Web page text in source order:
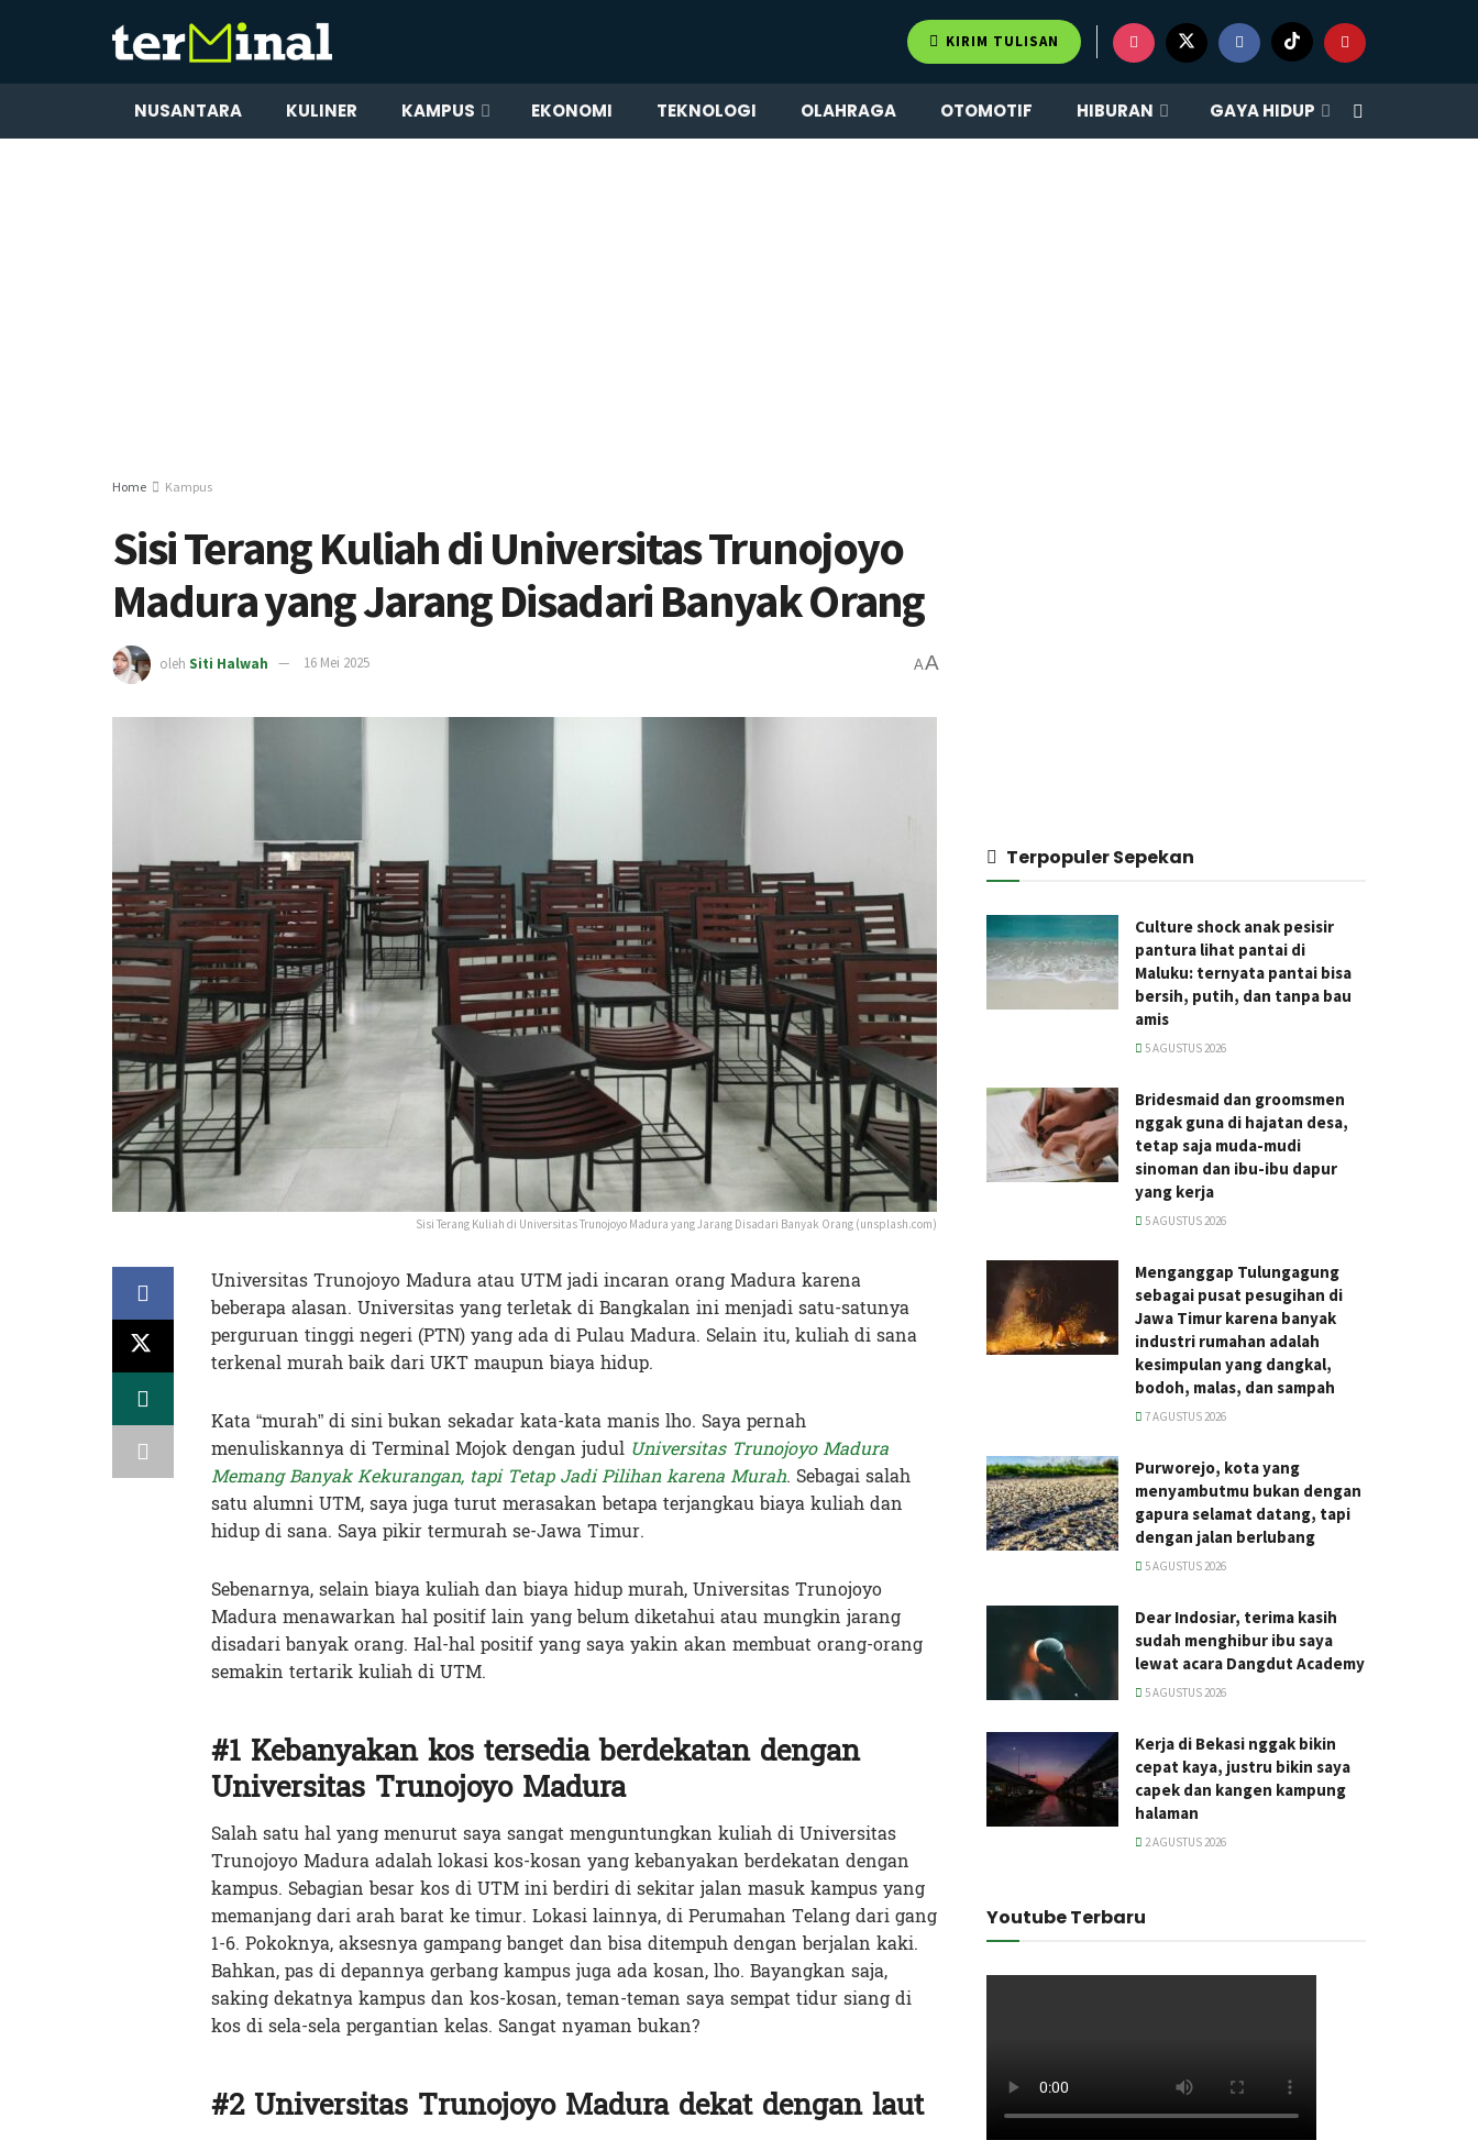
KIRIM TULISAN
NUSANTARA KULINER KAMPUS EKONOMI TEKNOLOGI OLAHRAGA OTOMOTIF HIBURAN GAYA HIDUP
Home Kampus
Sisi Terang Kuliah di Universitas Trunojoyo
Madura yang Jarang Disadari Banyak Orang
oleh Siti Halwah 16 Mei 2025 AA
Sisi Terang Kuliah di Universitas Trunojoyo Madura yang Jarang Disadari Banyak Orang (unsplash.com)
Universitas Trunojoyo Madura atau UTM jadi incaran orang Madura karena
beberapa alasan. Universitas yang terletak di Bangkalan ini menjadi satu-satunya
perguruan tinggi negeri (PTN) yang ada di Pulau Madura. Selain itu, kuliah di sana
terkenal murah baik dari UKT maupun biaya hidup.
Kata “murah” di sini bukan sekadar kata-kata manis lho. Saya pernah
menuliskannya di Terminal Mojok dengan judul Universitas Trunojoyo Madura
Memang Banyak Kekurangan, tapi Tetap Jadi Pilihan karena Murah. Sebagai salah
satu alumni UTM, saya juga turut merasakan betapa terjangkau biaya kuliah dan
hidup di sana. Saya pikir termurah se-Jawa Timur.
Sebenarnya, selain biaya kuliah dan biaya hidup murah,Universitas Trunojoyo
Madura menawarkan hal positif lain yang belum diketahui atau mungkin jarang
disadari banyak orang. Hal-hal positif yang saya yakin akan membuat orang-orang
semakin tertarik kuliah di UTM.
#1 Kebanyakan kos tersedia berdekatan dengan
Universitas Trunojoyo Madura
Salah satu hal yang menurut saya sangat menguntungkan kuliah di Universitas
Trunojoyo Madura adalah lokasi kos-kosan yang kebanyakan berdekatan dengan
kampus. Sebagian besar kos di UTM ini berdiri di sekitar jalan masuk kampus yang
memanjang dari arah barat ke timur. Lokasi lainnya, di Perumahan Telang dari gang
1-6. Pokoknya, aksesnya gampang banget dan bisa ditempuh dengan berjalan kaki.
Bahkan, pas di depannya gerbang kampus juga ada kosan, lho. Bayangkan saja,
saking dekatnya kampus dan kos-kosan, teman-teman saya sempat tidur siang di
kos di sela-sela pergantian kelas. Sangat nyaman bukan?
#2 Universitas Trunojoyo Madura dekat dengan laut
Terpopuler Sepekan
Culture shock anak pesisir
pantura lihat pantai di
Maluku: ternyata pantai bisa
bersih, putih, dan tanpa bau
amis
5 AGUSTUS 2026
Bridesmaid dan groomsmen
nggak guna di hajatan desa,
tetap saja muda-mudi
sinoman dan ibu-ibu dapur
yang kerja
5 AGUSTUS 2026
Menganggap Tulungagung
sebagai pusat pesugihan di
Jawa Timur karena banyak
industri rumahan adalah
kesimpulan yang dangkal,
bodoh, malas, dan sampah
7 AGUSTUS 2026
Purworejo, kota yang
menyambutmu bukan dengan
gapura selamat datang, tapi
dengan jalan berlubang
5 AGUSTUS 2026
Dear Indosiar, terima kasih
sudah menghibur ibu saya
lewat acara Dangdut Academy
5 AGUSTUS 2026
Kerja di Bekasi nggak bikin
cepat kaya, justru bikin saya
capek dan kangen kampung
halaman
2 AGUSTUS 2026
Youtube Terbaru